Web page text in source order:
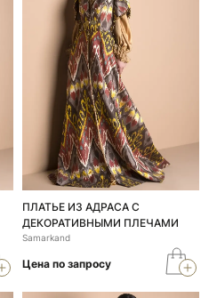
ПЛАТЬЕ ИЗ АДРАСА С
ДЕКОРАТИВНЫМИ ПЛЕЧАМИ
Samarkand
Цена по запросу